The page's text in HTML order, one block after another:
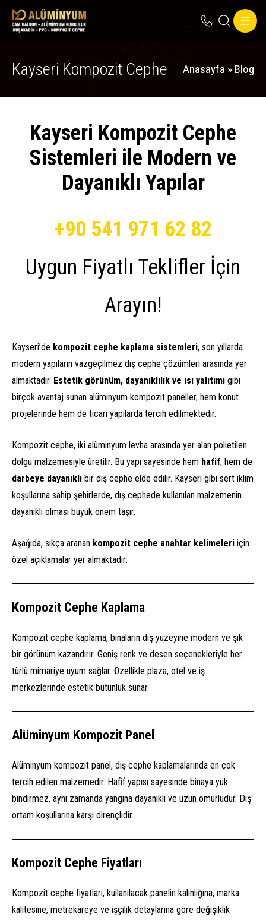
Kayseri Kompozit Cephe Anasayfa » Blog
Kayseri Kompozit Cephe
Sistemleri ile Modern ve
Dayanıklı Yapılar
+90 541 971 62 82
Uygun Fiyatlı Teklifler İçin
Arayın!
Kayseri’de kompozit cephe kaplama sistemleri, son yıllarda
modern yapıların vazgeçilmez dış cephe çözümleri arasında yer
almaktadır. Estetik görünüm, dayanıklılık ve ısı yalıtımı gibi
birçok avantaj sunan alüminyum kompozit paneller, hem konut
projelerinde hem de ticari yapılarda tercih edilmektedir.
Kompozit cephe, iki alüminyum levha arasında yer alan polietilen
dolgu malzemesiyle üretilir. Bu yapı sayesinde hem hafif, hem de
darbeye dayanıklı bir dış cephe elde edilir. Kayseri gibi sert iklim
koşullarına sahip şehirlerde, dış cephede kullanılan malzemenin
dayanıklı olması büyük önem taşır.
Aşağıda, sıkça aranan kompozit cephe anahtar kelimeleri için
özel açıklamalar yer almaktadır:
Kompozit Cephe Kaplama
Kompozit cephe kaplama, binaların dış yüzeyine modern ve şık
bir görünüm kazandırır. Geniş renk ve desen seçenekleriyle her
türlü mimariye uyum sağlar. Özellikle plaza, otel ve iş
merkezlerinde estetik bütünlük sunar.
Alüminyum Kompozit Panel
Alüminyum kompozit panel, dış cephe kaplamalarında en çok
tercih edilen malzemedir. Hafif yapısı sayesinde binaya yük
bindirmez, aynı zamanda yangına dayanıklı ve uzun ömürlüdür. Dış
ortam koşullarına karşı dirençlidir.
Kompozit Cephe Fiyatları
Kompozit cephe fiyatları, kullanılacak panelin kalınlığına, marka
kalitesine, metrekareye ve işçilik detaylarına göre değişiklik